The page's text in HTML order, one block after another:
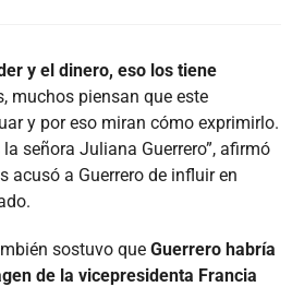
y el dinero, eso los tiene
muchos piensan que este
y por eso miran cómo exprimirlo.
señora Juliana Guerrero”, afirmó
acusó a Guerrero de influir en
sostuvo que Guerrero habría
de la vicepresidenta Francia